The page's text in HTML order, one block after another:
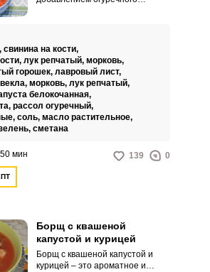
добавления дополнительной
кислоты. Очень вкусный с яркой
кислинкой, но при этом не
напоминает рассольник.
свинина на кости,
лук репчатый, морковь,
горошек, лавровый лист,
морковь, лук репчатый,
белокочанная,
рассол огуречный,
соль, масло растительное,
сметана
мин 139 0
Борщ с квашеной
капустой и курицей
Борщ с квашеной капустой и
курицей – это ароматное и